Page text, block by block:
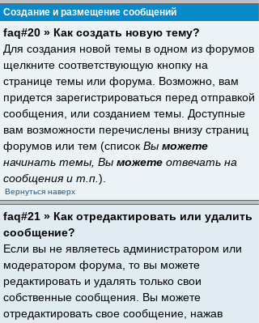
Создание и размещение сообщений
faq#20 » Как создать новую тему?
Для создания новой темы в одном из форумов
щелкните соответствующую кнопку на
странице темы или форума. Возможно, вам
придется зарегистрироваться перед отправкой
сообщения, или созданием темы. Доступные
вам возможности перечислены внизу страниц
форумов или тем (список Вы можете
начинать темы, Вы можете отвечать на
сообщения и т.п. ).
Вернуться наверх
faq#21 » Как отредактировать или удалить
сообщение?
Если вы не являетесь администратором или
модератором форума, то вы можете
редактировать и удалять только свои
собственные сообщения. Вы можете
отредактировать свое сообщение, нажав